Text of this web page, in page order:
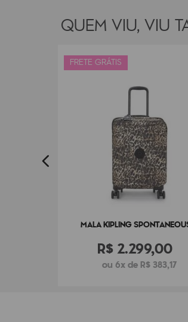
QUEM VIU, VIU
FRETE GRÁTIS
MALA KIPLING
R$ 2.299,00
ou 6x de R$ 383,17